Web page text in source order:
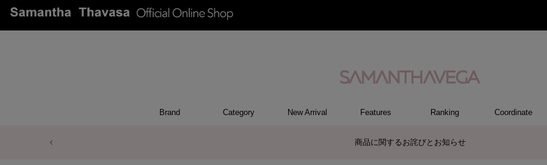
Brand Category
ハンドバッグ
トートバッグ/ブリーフ
ショルダーバッグ/ミニバッグ
ボストンバッグ
リュック/バックパック
バッグその他
パソコンケース/パソコンバッグ
A4対応/通勤通学バッグ
長財布
折財布/ミニ財布
コインケース/マルチケース
財布・小物その他
ポーチ
カードケース/名刺入れ
キーケース
パスケース
モバイルグッズ
ケース/ポーチその他
ファスナートップチャーム
バッグチャーム
チャームその他
リング
ネックレス
ピアス
イヤリング
ブレスレット/バングル
アクセサリーその他
トップス
ボトム
ワンピース
ジャケット/アウター
ファッショングッズ
アパレルその他
ポロシャツ(半袖)
ポロシャツ(長袖)
プルオーバー
パーカー
セーター/ベスト
ワンピース
New Arrival Features Ranking Coordinate
【佐川急便】配送についてのお知らせ